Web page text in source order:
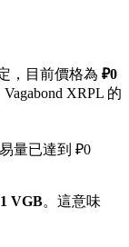
商品
，目前價格為 ₽0
XRPL 的
量已達到 ₽0
VGB。這意味